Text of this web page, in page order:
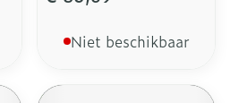
Niet beschikbaar